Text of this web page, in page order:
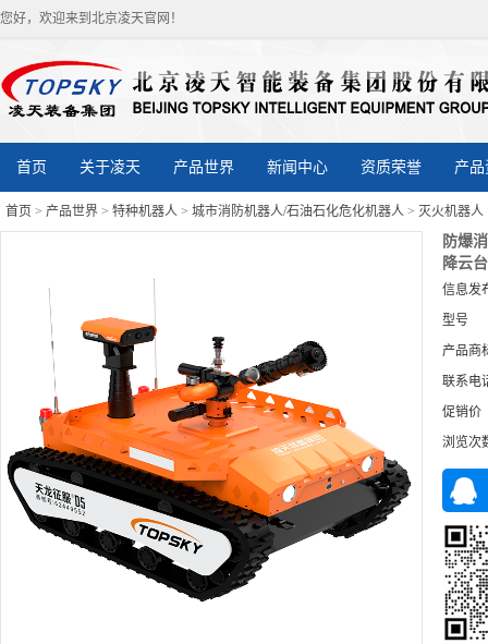
您好，欢迎来到北京凌天官网！
首页 关于凌天 产品世界 新闻中心 资质荣誉 产
首页 > 产品世界 > 特种机器人 > 城市消防机器人/石油石化危化机器人 > 灭火机器人
防爆
降云
信息发
型号
产品商
联系电
促销价
浏览次